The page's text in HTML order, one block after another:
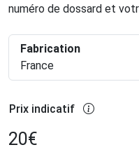
numéro de dossard et
Fabrication
France
Prix indicatif
20€